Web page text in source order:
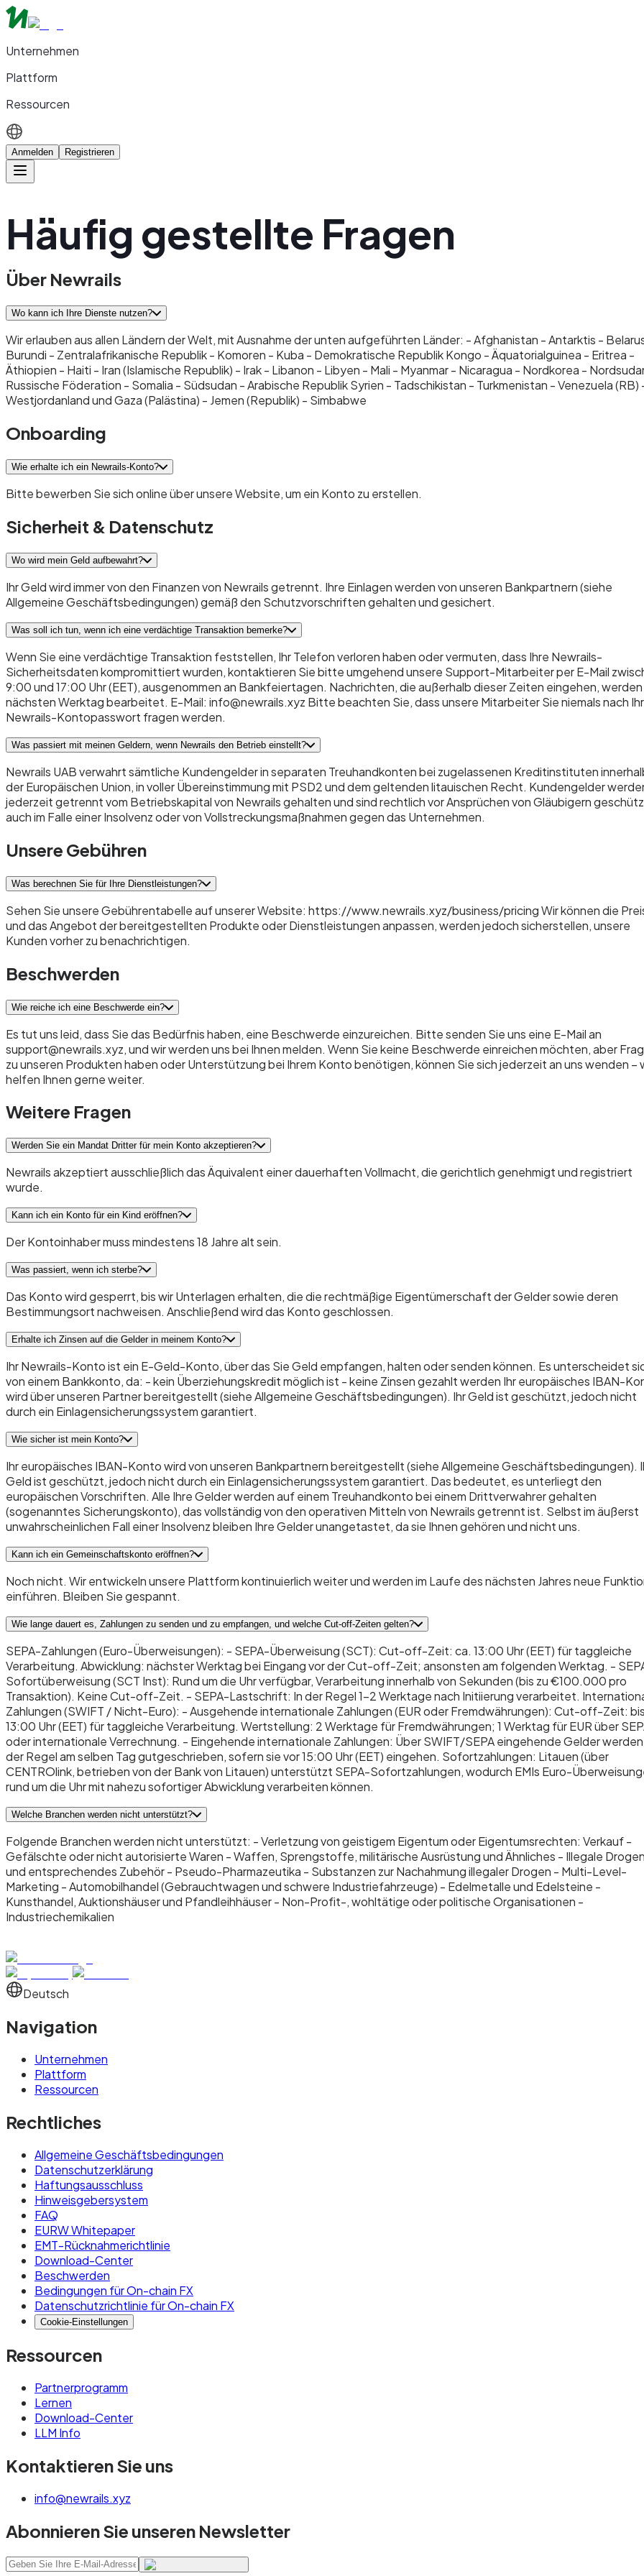
Unternehmen
Plattform
Ressourcen
Anmelden Registrieren
Häufig gestellte Fragen
Über Newrails
Wo kann ich Ihre Dienste nutzen?
Wir erlauben aus allen Ländern der Welt, mit Ausnahme der unten aufgeführten Länder: - Afghanistan - Antarktis -
Burundi - Zentralafrikanische Republik - Komoren - Kuba - Demokratische Republik Kongo - Äquatorialguinea - Eritrea -
Äthiopien - Haiti - Iran (Islamische Republik) - Irak - Libanon - Libyen - Mali - Myanmar - Nicaragua - Nordkorea -
Russische Föderation - Somalia - Südsudan - Arabische Republik Syrien - Tadschikistan - Turkmenistan - Venezuela (RB)
Westjordanland und Gaza (Palästina) - Jemen (Republik) - Simbabwe
Onboarding
Wie erhalte ich ein Newrails-Konto?
Bitte bewerben Sie sich online über unsere Website, um ein Konto zu erstellen.
Sicherheit & Datenschutz
Wo wird mein Geld aufbewahrt?
Ihr Geld wird immer von den Finanzen von Newrails getrennt. Ihre Einlagen werden von unseren Bankpartnern (siehe
Allgemeine Geschäftsbedingungen) gemäß den Schutzvorschriften gehalten und gesichert.
Was soll ich tun, wenn ich eine verdächtige Transaktion bemerke?
Wenn Sie eine verdächtige Transaktion feststellen, Ihr Telefon verloren haben oder vermuten, dass Ihre Newrails-
Sicherheitsdaten kompromittiert wurden, kontaktieren Sie bitte umgehend unsere Support-Mitarbeiter per E-Mail
9:00 und 17:00 Uhr (EET), ausgenommen an Bankfeiertagen. Nachrichten, die außerhalb dieser Zeiten eingehen, werden
nächsten Werktag bearbeitet. E-Mail: info@newrails.xyz Bitte beachten Sie, dass unsere Mitarbeiter Sie niemals nach
Newrails-Kontopasswort fragen werden.
Was passiert mit meinen Geldern, wenn Newrails den Betrieb einstellt?
Newrails UAB verwahrt sämtliche Kundengelder in separaten Treuhandkonten bei zugelassenen Kreditinstituten
der Europäischen Union, in voller Übereinstimmung mit PSD2 und dem geltenden litauischen Recht. Kundengelder
jederzeit getrennt vom Betriebskapital von Newrails gehalten und sind rechtlich vor Ansprüchen von Gläubigern
auch im Falle einer Insolvenz oder von Vollstreckungsmaßnahmen gegen das Unternehmen.
Unsere Gebühren
Was berechnen Sie für Ihre Dienstleistungen?
Sehen Sie unsere Gebührentabelle auf unserer Website: https://www.newrails.xyz/business/pricing Wir können die
und das Angebot der bereitgestellten Produkte oder Dienstleistungen anpassen, werden jedoch sicherstellen, unsere
Kunden vorher zu benachrichtigen.
Beschwerden
Wie reiche ich eine Beschwerde ein?
Es tut uns leid, dass Sie das Bedürfnis haben, eine Beschwerde einzureichen. Bitte senden Sie uns eine E-Mail an
support@newrails.xyz, und wir werden uns bei Ihnen melden. Wenn Sie keine Beschwerde einreichen möchten, aber
zu unseren Produkten haben oder Unterstützung bei Ihrem Konto benötigen, können Sie sich jederzeit an uns wenden –
helfen Ihnen gerne weiter.
Weitere Fragen
Werden Sie ein Mandat Dritter für mein Konto akzeptieren?
Newrails akzeptiert ausschließlich das Äquivalent einer dauerhaften Vollmacht, die gerichtlich genehmigt und registriert
wurde.
Kann ich ein Konto für ein Kind eröffnen?
Der Kontoinhaber muss mindestens 18 Jahre alt sein.
Was passiert, wenn ich sterbe?
Das Konto wird gesperrt, bis wir Unterlagen erhalten, die die rechtmäßige Eigentümerschaft der Gelder sowie deren
Bestimmungsort nachweisen. Anschließend wird das Konto geschlossen.
Erhalte ich Zinsen auf die Gelder in meinem Konto?
Ihr Newrails-Konto ist ein E-Geld-Konto, über das Sie Geld empfangen, halten oder senden können. Es unterscheidet
von einem Bankkonto, da: - kein Überziehungskredit möglich ist - keine Zinsen gezahlt werden Ihr europäisches IBAN-
wird über unseren Partner bereitgestellt (siehe Allgemeine Geschäftsbedingungen). Ihr Geld ist geschützt, jedoch nicht
durch ein Einlagensicherungssystem garantiert.
Wie sicher ist mein Konto?
Ihr europäisches IBAN-Konto wird von unseren Bankpartnern bereitgestellt (siehe Allgemeine Geschäftsbedingungen).
Geld ist geschützt, jedoch nicht durch ein Einlagensicherungssystem garantiert. Das bedeutet, es unterliegt den
europäischen Vorschriften. Alle Ihre Gelder werden auf einem Treuhandkonto bei einem Drittverwahrer gehalten
(sogenanntes Sicherungskonto), das vollständig von den operativen Mitteln von Newrails getrennt ist. Selbst im äußerst
unwahrscheinlichen Fall einer Insolvenz bleiben Ihre Gelder unangetastet, da sie Ihnen gehören und nicht uns.
Kann ich ein Gemeinschaftskonto eröffnen?
Noch nicht. Wir entwickeln unsere Plattform kontinuierlich weiter und werden im Laufe des nächsten Jahres neue
einführen. Bleiben Sie gespannt.
Wie lange dauert es, Zahlungen zu senden und zu empfangen, und welche Cut-off-Zeiten gelten?
SEPA-Zahlungen (Euro-Überweisungen): - SEPA-Überweisung (SCT): Cut-off-Zeit: ca. 13:00 Uhr (EET) für taggleiche
Verarbeitung. Abwicklung: nächster Werktag bei Eingang vor der Cut-off-Zeit; ansonsten am folgenden Werktag. -
Sofortüberweisung (SCT Inst): Rund um die Uhr verfügbar, Verarbeitung innerhalb von Sekunden (bis zu €100.000 pro
Transaktion). Keine Cut-off-Zeit. - SEPA-Lastschrift: In der Regel 1–2 Werktage nach Initiierung verarbeitet.
Zahlungen (SWIFT / Nicht-Euro): - Ausgehende internationale Zahlungen (EUR oder Fremdwährungen): Cut-off-Zeit: bis
13:00 Uhr (EET) für taggleiche Verarbeitung. Wertstellung: 2 Werktage für Fremdwährungen; 1 Werktag für EUR über
oder internationale Verrechnung. - Eingehende internationale Zahlungen: Über SWIFT/SEPA eingehende Gelder werden
der Regel am selben Tag gutgeschrieben, sofern sie vor 15:00 Uhr (EET) eingehen. Sofortzahlungen: Litauen (über
CENTROlink, betrieben von der Bank von Litauen) unterstützt SEPA-Sofortzahlungen, wodurch EMIs Euro-
rund um die Uhr mit nahezu sofortiger Abwicklung verarbeiten können.
Welche Branchen werden nicht unterstützt?
Folgende Branchen werden nicht unterstützt: - Verletzung von geistigem Eigentum oder Eigentumsrechten: Verkauf -
Gefälschte oder nicht autorisierte Waren - Waffen, Sprengstoffe, militärische Ausrüstung und Ähnliches - Illegale Drogen
und entsprechendes Zubehör - Pseudo-Pharmazeutika - Substanzen zur Nachahmung illegaler Drogen - Multi-Level-
Marketing - Automobilhandel (Gebrauchtwagen und schwere Industriefahrzeuge) - Edelmetalle und Edelsteine -
Kunsthandel, Auktionshäuser und Pfandleihhäuser - Non-Profit-, wohltätige oder politische Organisationen -
Industriechemikalien
Deutsch
Navigation
Unternehmen
Plattform
Ressourcen
Rechtliches
Allgemeine Geschäftsbedingungen
Datenschutzerklärung
Haftungsausschluss
Hinweisgebersystem
FAQ
EURW Whitepaper
EMT-Rücknahmerichtlinie
Download-Center
Beschwerden
Bedingungen für On-chain FX
Datenschutzrichtlinie für On-chain FX
Cookie-Einstellungen
Ressourcen
Partnerprogramm
Lernen
Download-Center
LLM Info
Kontaktieren Sie uns
info@newrails.xyz
Abonnieren Sie unseren Newsletter